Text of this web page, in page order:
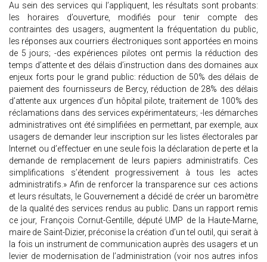
Au sein des services qui l’appliquent, les résultats sont probants:
les horaires d’ouverture, modifiés pour tenir compte des
contraintes des usagers, augmentent la fréquentation du public,
les réponses aux courriers électroniques sont apportées en moins
de 5 jours; -des expériences pilotes ont permis la réduction des
temps d’attente et des délais d’instruction dans des domaines aux
enjeux forts pour le grand public: réduction de 50% des délais de
paiement des fournisseurs de Bercy, réduction de 28% des délais
d’attente aux urgences d’un hôpital pilote, traitement de 100% des
réclamations dans des services expérimentateurs; -les démarches
administratives ont été simplifiées en permettant, par exemple, aux
usagers de demander leur inscription sur les listes électorales par
Internet ou d’effectuer en une seule fois la déclaration de perte et la
demande de remplacement de leurs papiers administratifs. Ces
simplifications s’étendent progressivement à tous les actes
administratifs.» Afin de renforcer la transparence sur ces actions
et leurs résultats, le Gouvernement a décidé de créer un baromètre
de la qualité des services rendus au public. Dans un rapport remis
ce jour, François Cornut-Gentille, député UMP de la Haute-Marne,
maire de Saint-Dizier, préconise la création d’un tel outil, qui serait à
la fois un instrument de communication auprès des usagers et un
levier de modernisation de l’administration (voir nos autres infos